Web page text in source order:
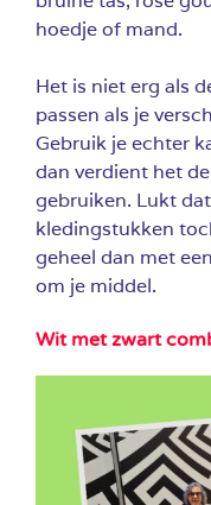
hoedje of mand.
Het is niet erg als
passen als je
Gebruik je echter
dan verdient het
gebruiken. Lukt
kledingstukken
geheel dan met
om je middel.
Wit met zwart